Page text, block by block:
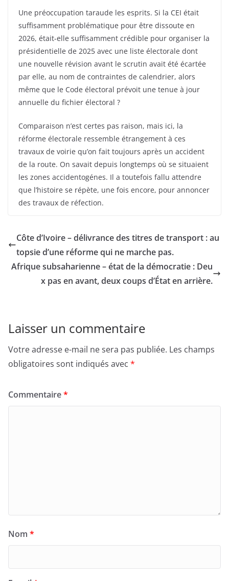
Une préoccupation taraude les esprits. Si la CEI était
suffisamment problématique pour être dissoute en
2026, était-elle suffisamment crédible pour organiser la
présidentielle de 2025 avec une liste électorale dont
une nouvelle révision avant le scrutin avait été écartée
par elle, au nom de contraintes de calendrier, alors
même que le Code électoral prévoit une tenue à jour
annuelle du fichier électoral ?
Comparaison n’est certes pas raison, mais ici, la
réforme électorale ressemble étrangement à ces
travaux de voirie qu’on fait toujours après un accident
de la route. On savait depuis longtemps où se situaient
les zones accidentogénes. Il a toutefois fallu attendre
que l’histoire se répète, une fois encore, pour annoncer
des travaux de réfection.
Côte d’Ivoire – délivrance des titres de transport : au
topsie d’une réforme qui ne marche pas.
Afrique subsaharienne – état de la démocratie : Deu
x pas en avant, deux coups d’État en arrière.
Laisser un commentaire
Votre adresse e-mail ne sera pas publiée. Les champs
obligatoires sont indiqués avec *
Commentaire*
Nom *